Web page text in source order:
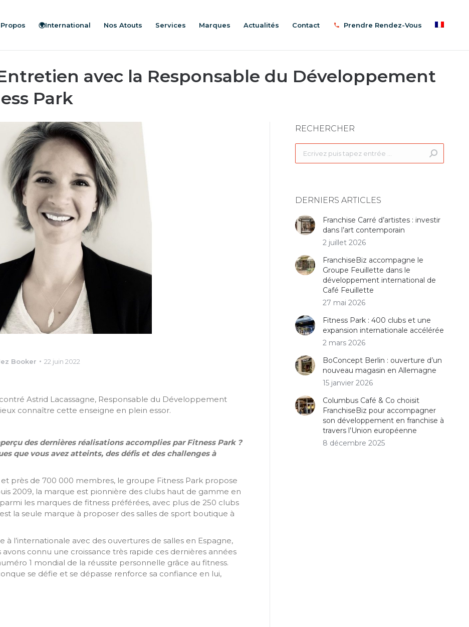
🌍International Nos Atouts Services Marques Actualités Contact Prendre Rendez-Vous
avec la Responsable du Développement
Park
Booker 22 juin 2022
Astrid Lacassagne, Responsable du Développement
connaître cette enseigne en plein essor.
des dernières réalisations accomplies par Fitness Park ?
que vous avez atteints, des défis et des challenges à
près de 700 000 membres, le groupe Fitness Park propose
2009, la marque est pionnière des clubs haut de gamme en
les marques de fitness préférées, avec plus de 250 clubs
la seule marque à proposer des salles de sport boutique à
à l’internationale avec des ouvertures de salles en Espagne,
connu une croissance très rapide ces dernières années
1 mondial de la réussite personnelle grâce au fitness.
se défie et se dépasse renforce sa confiance en lui,
RECHERCHER
DERNIERS ARTICLES
Franchise Carré d’artistes : investir
dans l’art contemporain
2 juillet 2026
FranchiseBiz accompagne le
Groupe Feuillette dans le
développement international de
Café Feuillette
27 mai 2026
Fitness Park : 400 clubs et une
expansion internationale accélérée
2 mars 2026
BoConcept Berlin : ouverture d’un
nouveau magasin en Allemagne
15 janvier 2026
Columbus Café & Co choisit
FranchiseBiz pour accompagner
son développement en franchise à
travers l’Union européenne
8 décembre 2025